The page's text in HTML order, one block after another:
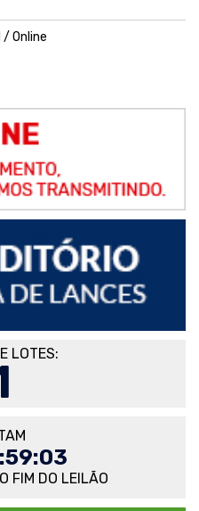
/ Online
LOTES:
FIM DO LEILÃO